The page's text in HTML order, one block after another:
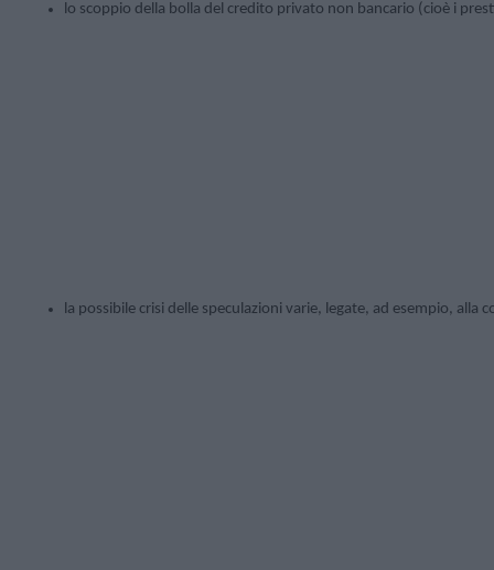
lo scoppio della bolla del credito privato non bancario (cioè i
la possibile crisi delle speculazioni varie, legate, ad esempio, alla